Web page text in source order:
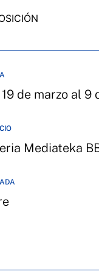
de marzo al 9
Mediateka